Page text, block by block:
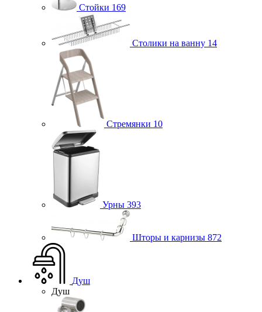
Стойки 169
Столики на ванну 14
Стремянки 10
Урны 393
Шторы и карнизы 872
Душ
Душ